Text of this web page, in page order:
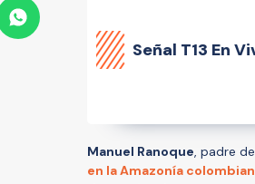
Señal T13 En
Manuel Ranoque, padre
en la Amazonía